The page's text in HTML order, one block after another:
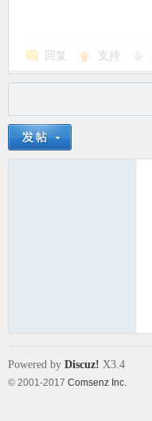
回复 支持
Powered by Discuz! X3.4
© 2001-2017 Comsenz Inc.